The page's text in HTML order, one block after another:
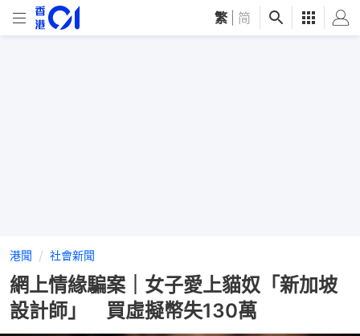
繁 简
港聞 社會新聞
網上情緣騙案｜女子愛上貓奴「新加坡
設計師」 買虛擬幣失130萬